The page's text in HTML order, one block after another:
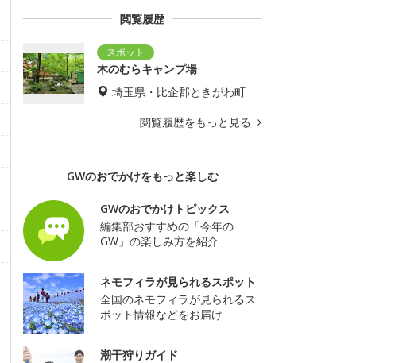
閲覧履歴
木のむらキャンプ場
埼玉県・比企郡ときがわ町
閲覧履歴をもっと見る
GWのおでかけをもっと楽しむ
GWのおでかけトピックス
編集部おすすめの「今年の
GW」の楽しみ方を紹介
ネモフィラが見られるスポット
全国のネモフィラが見られるス
ポット情報などをお届け
潮干狩りガイド